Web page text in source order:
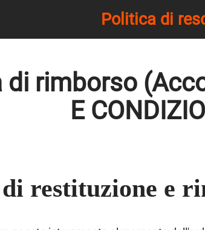
Politica di
di rimborso
E
di restituzione e